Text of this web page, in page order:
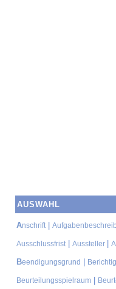
AUSWAHL
Anschrift|
Ausschlussfrist| Aussteller
Beendigungsgrund
Beurteilungsspielraum